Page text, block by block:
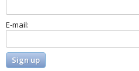
E-mail: